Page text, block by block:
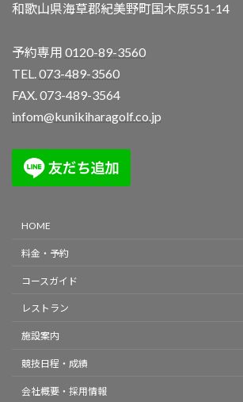
和歌山県海草郡紀美野町国木原551-14
予約専用 0120-89-3560
TEL.073-489-3560
FAX. 073-489-3564
infom@kunikiharagolf.co.jp
HOME
料金・予約
コースガイド
レストラン
施設案内
競技日程・成績
会社概要・採用情報